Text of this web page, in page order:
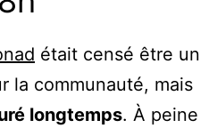
était censé être un
la communauté, mais
longtemps. À peine